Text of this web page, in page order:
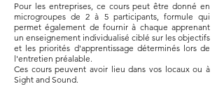
Pour les entreprises, ce cours peut être donné en
microgroupes de 2 à 5 participants, formule qui
permet également de fournir à chaque apprenant
un enseignement individualisé ciblé sur les objectifs
et les priorités d'apprentissage déterminés lors de
l'entretien préalable.
Ces cours peuvent avoir lieu dans vos locaux ou à
Sight and Sound.